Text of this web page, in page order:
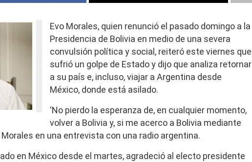
Evo Morales, quien renunció el pasado domingo a la
Presidencia de Bolivia en medio de una severa
convulsión política y social, reiteró este viernes que
sufrió un golpe de Estado y dijo que analiza retornar
a su país e, incluso, viajar a Argentina desde
México, donde está asilado.
‘No pierdo la esperanza de, en cualquier momento,
volver a Bolivia y, si me acerco a Bolivia mediante
Morales en una entrevista con una radio argentina.
en México desde el martes, agradeció al electo presidente